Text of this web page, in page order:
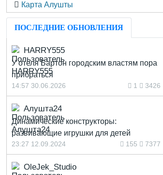
Карта Алушты
ПОСЛЕДНИЕ ОБНОВЛЕНИЯ
HARRY555
У отеля Бартон городским властям пора
прибраться
14:57 30.06.2026 1 3426
Алушта24
Динамические конструкторы:
развивающие игрушки для детей
23:27 12.09.2024 155 7377
OleJek_Studio